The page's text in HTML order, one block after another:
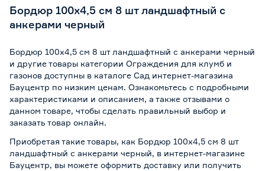
Бордюр 100х4,5 см 8 шт ландшафтный с
анкерами черный
Бордюр 100х4,5 см 8 шт ландшафтный с анкерами черный
и другие товары категории Ограждения для клумб и
газонов доступны в каталоге Сад интернет-магазина
Бауцентр по низким ценам. Ознакомьтесь с подробными
характеристиками и описанием, а также отзывами о
данном товаре, чтобы сделать правильный выбор и
заказать товар онлайн.
Приобретая такие товары, как Бордюр 100х4,5 см 8 шт
ландшафтный с анкерами черный, в интернет-магазине
Бауцентр, вы можете оформить доставку или получить